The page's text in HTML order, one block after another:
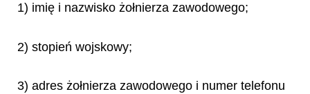
1) imię i nazwisko żołnierza zawodowego;
2) stopień wojskowy;
3) adres żołnierza zawodowego i numer telefonu